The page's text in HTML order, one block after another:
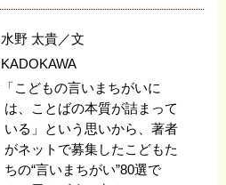
水野 太貴／文
KADOKAWA
「こどもの言いまちがいに
は、ことばの本質が詰まって
いる」という思いから、著者
がネットで募集したこどもた
ちの“言いまちがい”80選で